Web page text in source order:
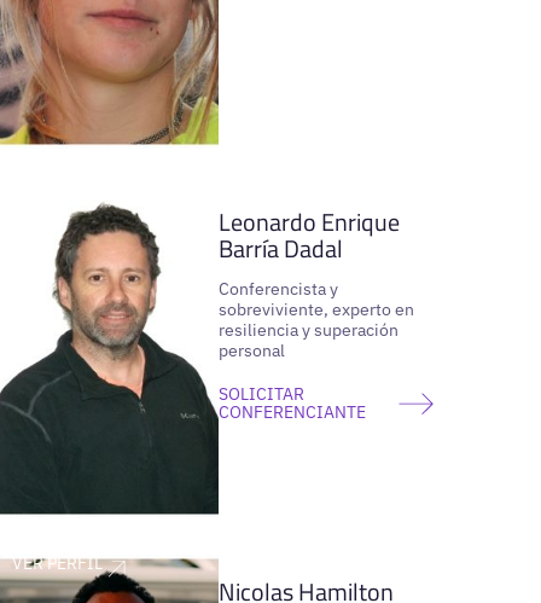
Leonardo Enrique
Barría Dadal
Conferencista y
sobreviviente, experto en
resiliencia y superación
personal
SOLICITAR
CONFERENCIANTE
VER PERFIL
Nicolas Hamilton